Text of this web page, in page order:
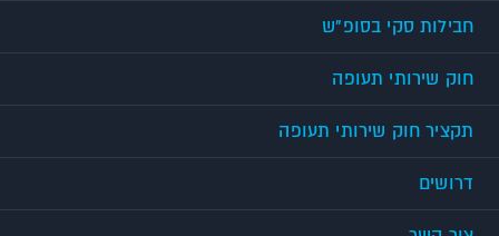
חבילות סקי בסופ"ש
חוק שירותי תעופה
תקציר חוק שירותי תעופה
דרושים